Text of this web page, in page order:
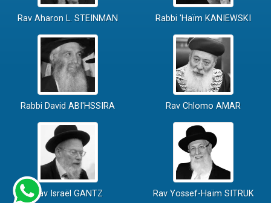
Rav Aharon L. STEINMAN Rabbi 'Haïm KANIEWSKI
Rabbi David ABI'HSSIRA Rav Chlomo AMAR
Rav Israël GANTZ Rav Yossef-Haïm SITRUK